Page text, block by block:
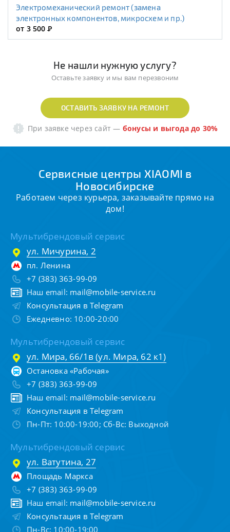
Электромеханический ремонт (замена
электронных компонентов, микросхем и пр.)
от 3 500Р
Не нашли нужную услугу?
Оставьте заявку и мы вам перезвоним
ОСТАВИТЬ ЗАЯВКУ НА РЕМОНТ
При заявке через сайт — бонусы и выгода до 30%
Сервисные центры XIAOMI в
Новосибирске
Работаем через курьера, заказывайте прямо на
дом!
Мультибрендовый сервис
ул. Мичурина, 2
пл. Ленина
+7 (383) 363-99-09
Наш email: mail@mobile-service.ru
Консультация в Telegram
Ежедневно: 10:00-20:00
Мультибрендовый сервис
ул. Мира, 66/1в (ул. Мира, 62 к1)
Остановка «Рабочая»
+7 (383) 363-99-09
Наш email: mail@mobile-service.ru
Консультация в Telegram
Пн-Пт: 10:00-19:00; Сб-Вс: Выходной
Мультибрендовый сервис
ул. Ватутина, 27
Площадь Маркса
+7 (383) 363-99-09
Наш email: mail@mobile-service.ru
Консультация в Telegram
Пн-Вс: 10:00-19:00